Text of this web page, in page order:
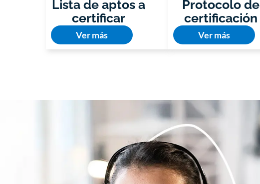
Lista de aptos a
certificar
Ver más
Protocolo de
certificación
Ver más